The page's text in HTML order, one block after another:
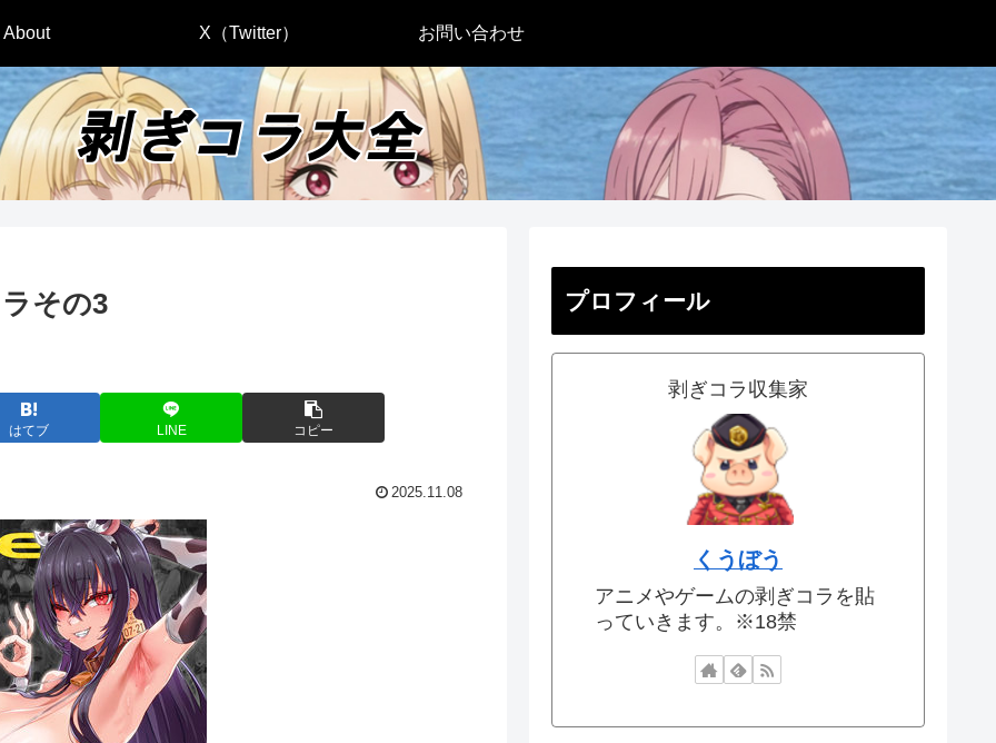
About X（Twitter） お問い合わせ
その3
はてブ LINE コピー
2025.11.08
プロフィール
剥ぎコラ収集家
くうぼう
アニメやゲームの剥ぎコラを貼
っていきます。※18禁